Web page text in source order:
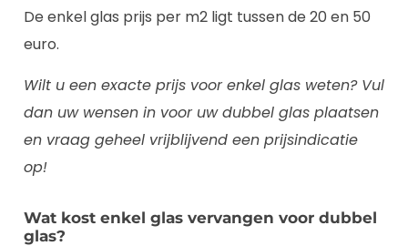
De enkel glas prijs per m2 ligt tussen de 20 en 50
euro.
Wilt u een exacte prijs voor enkel glas weten? Vul
dan uw wensen in voor uw dubbel glas plaatsen
en vraag geheel vrijblijvend een prijsindicatie
op!
Wat kost enkel glas vervangen voor dubbel
glas?